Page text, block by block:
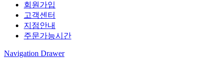
회원가입
고객센터
지점안내
주문가능시간
Navigation Drawer